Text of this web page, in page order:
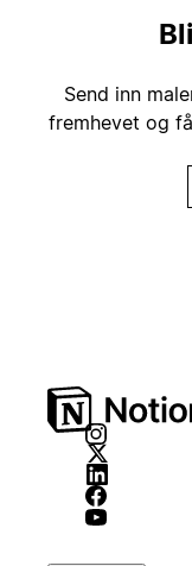
Send inn
fremhevet og